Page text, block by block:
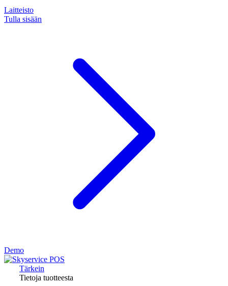
Laitteisto
Tulla sisään
Demo
Tärkein
Tietoja tuotteesta